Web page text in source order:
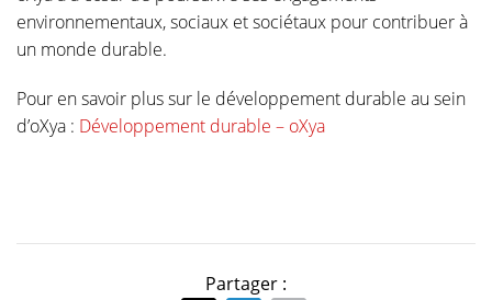
environnementaux, sociaux et sociétaux pour contribuer à
un monde durable.
Pour en savoir plus sur le développement durable au sein
d’oXya : Développement durable – oXya
Partager :